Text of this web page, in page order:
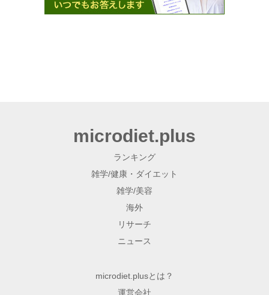
microdiet.plus
ランキング
雑学/健康・ダイエット
雑学/美容
海外
リサーチ
ニュース
microdiet.plusとは？
運営会社